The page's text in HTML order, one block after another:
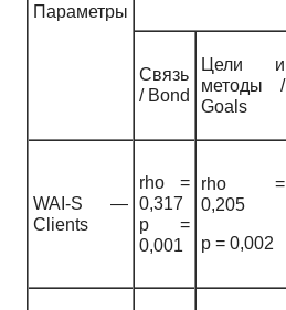
Параметры
Связь
/ Bond
Цели и
методы /
Goals
WAI-S —
Clients
rho =
0,317
p =
0,001
rho =
0,205
p = 0,002